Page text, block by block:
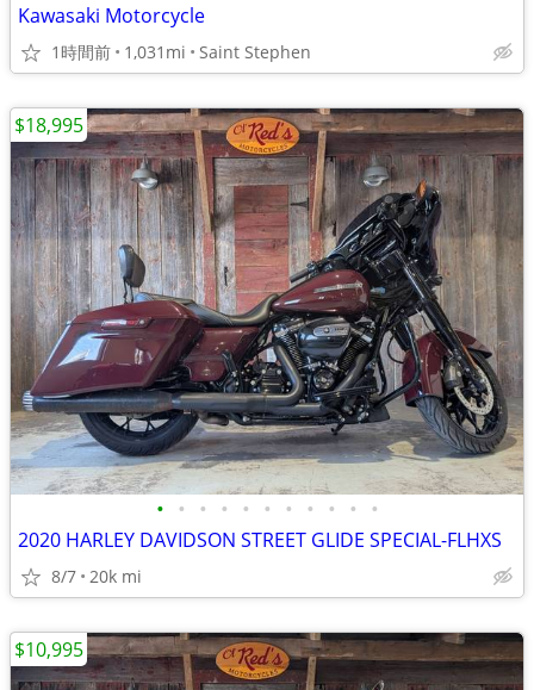
Kawasaki Motorcycle
1時間前 1,031mi Saint Stephen
• • • • • • • • • • •
2020 HARLEY DAVIDSON STREET GLIDE SPECIAL-FLHXS
8/7 20k mi
$18,995
$10,995